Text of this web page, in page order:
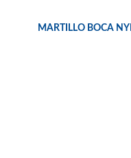
MARTILLO BOCA